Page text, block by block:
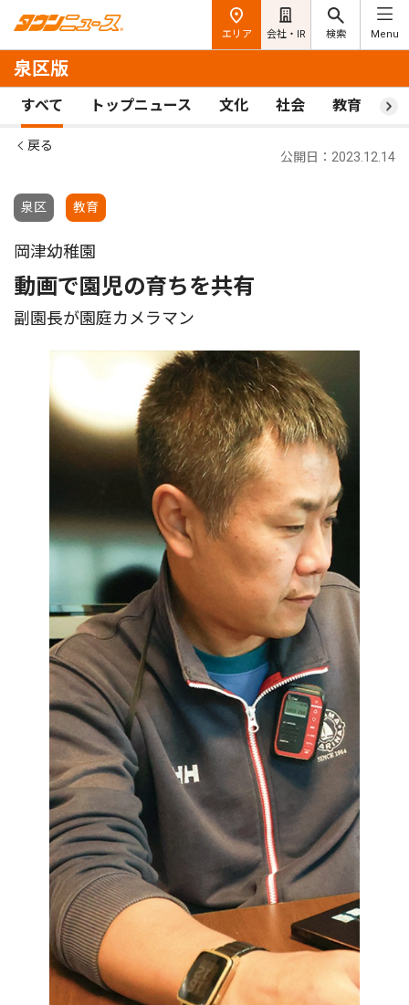
エリア 会社・IR 検索 Menu
泉区版
すべて トップニュース 文化 社会 教育 ス
戻る
泉区 教育
公開日：2023.12.14
岡津幼稚園
動画で園児の育ちを共有
副園長が園庭カメラマン